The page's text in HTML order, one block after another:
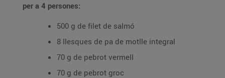
per a 4 persones:
500 g de filet de salmó
8 llesques de pa de motlle integral
70 g de pebrot vermell
70 g de pebrot groc